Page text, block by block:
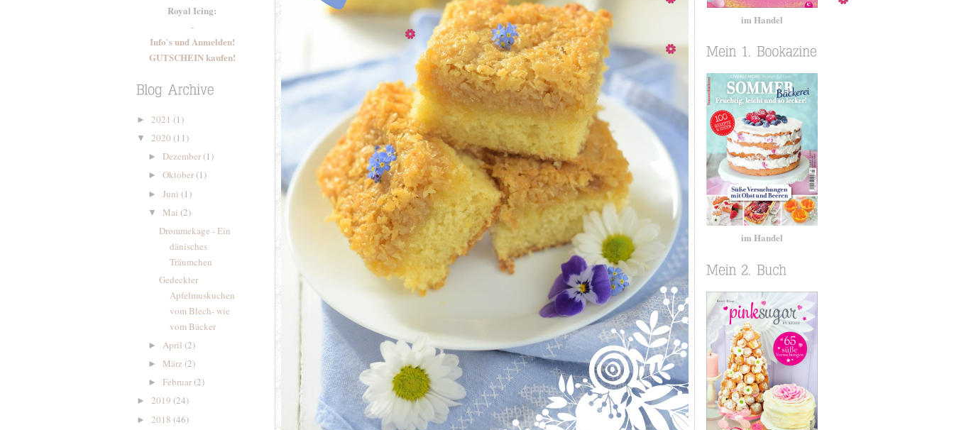
Royal Icing:
-
Info`s und Anmelden!
GUTSCHEIN kaufen!
► 2021 (1)
▼ 2020 (11)
► Dezember(1)
► Oktober(1)
► Juni (1)
▼ Mai (2)
Drømmekage - Ein
dänisches
Träumchen
Gedeckter
Apfelmuskuchen
vom Blech- wie
vom Bäcker
► April (2)
► März(2)
► Februar(2)
► 2019 (24)
► 2018 (46)
im Handel
im Handel